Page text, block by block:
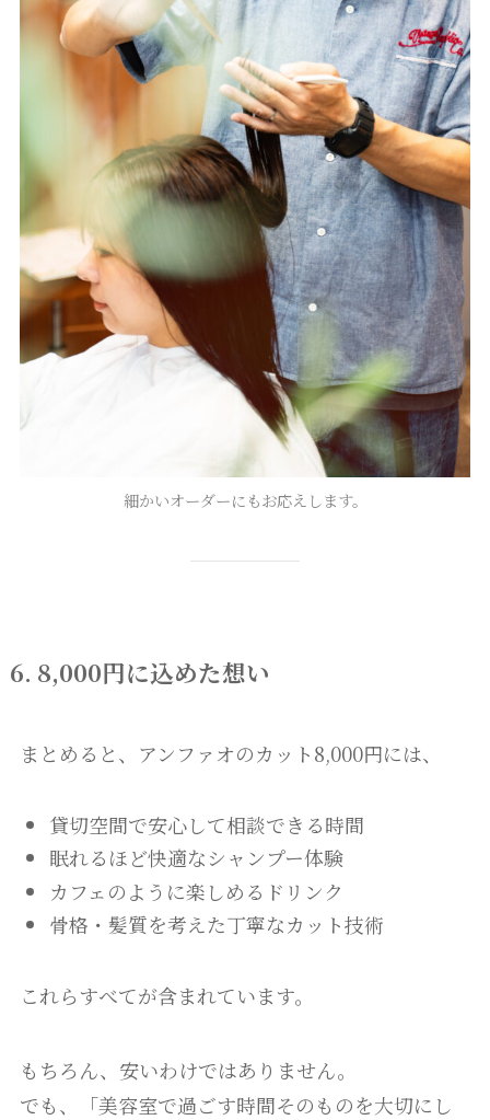
細かいオーダーにもお応えします。
6. 8,000円に込めた想い
まとめると、アンファオのカット8,000円には、
貸切空間で安心して相談できる時間
眠れるほど快適なシャンプー体験
カフェのように楽しめるドリンク
骨格・髪質を考えた丁寧なカット技術
これらすべてが含まれています。
もちろん、安いわけではありません。
でも、「美容室で過ごす時間そのものを大切にし